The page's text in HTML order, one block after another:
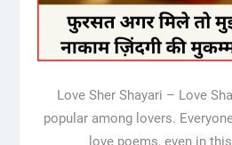
Love Sher Shayari – Love
popular among lovers.
love poems, even in